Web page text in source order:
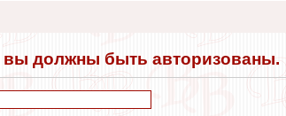
должны быть авторизованы.